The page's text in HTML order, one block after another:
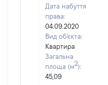
Дата набуття
права:
04.09.2020
Вид об'єкта:
Квартира
Загальна
площа (м2):
45,09